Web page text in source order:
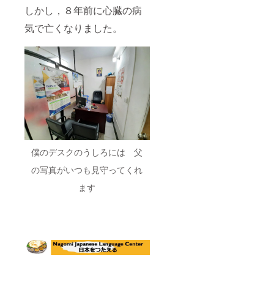
しかし，８年前に心臓の病
気で亡くなりました。
僕のデスクのうしろには 父
の写真がいつも見守ってくれ
ます